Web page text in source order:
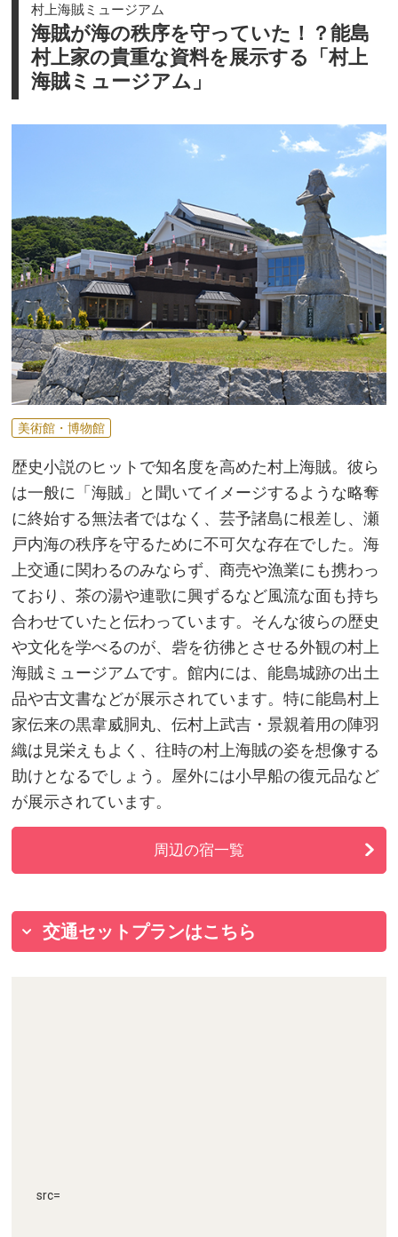
村上海賊ミュージアム
海賊が海の秩序を守っていた！？能島
村上家の貴重な資料を展示する「村上
海賊ミュージアム」
美術館・博物館
歴史小説のヒットで知名度を高めた村上海賊。彼ら
は一般に「海賊」と聞いてイメージするような略奪
に終始する無法者ではなく、芸予諸島に根差し、瀬
戸内海の秩序を守るために不可欠な存在でした。海
上交通に関わるのみならず、商売や漁業にも携わっ
ており、茶の湯や連歌に興ずるなど風流な面も持ち
合わせていたと伝わっています。そんな彼らの歴史
や文化を学べるのが、砦を彷彿とさせる外観の村上
海賊ミュージアムです。館内には、能島城跡の出土
品や古文書などが展示されています。特に能島村上
家伝来の黒韋威胴丸、伝村上武吉・景親着用の陣羽
織は見栄えもよく、往時の村上海賊の姿を想像する
助けとなるでしょう。屋外には小早船の復元品など
が展示されています。
周辺の宿一覧
交通セットプランはこちら
src=